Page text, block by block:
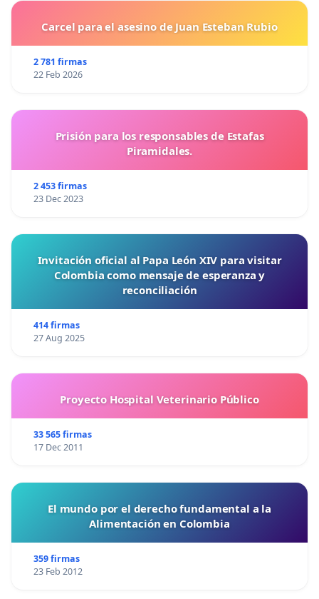
Carcel para el asesino de Juan Esteban Rubio
2 781 firmas
22 Feb 2026
Prisión para los responsables de Estafas
Piramidales.
2 453 firmas
23 Dec 2023
Invitación oficial al Papa León XIV para visitar
Colombia como mensaje de esperanza y
reconciliación
414 firmas
27 Aug 2025
Proyecto Hospital Veterinario Público
33 565 firmas
17 Dec 2011
El mundo por el derecho fundamental a la
Alimentación en Colombia
359 firmas
23 Feb 2012